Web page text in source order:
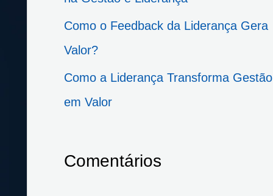
Como o Feedback da Liderança Gera
Valor?
Como a Liderança Transforma Gestão
em Valor
Comentários